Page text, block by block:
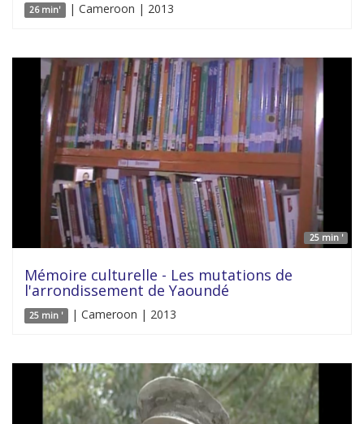
26 min' | Cameroon | 2013
25 min '
Mémoire culturelle - Les mutations de
l'arrondissement de Yaoundé
25 min ' | Cameroon | 2013